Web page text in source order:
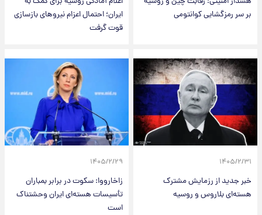
بر سر رمزگشایی کوانتومی
ایران؛ احتمال اعزام نیروهای بازسازی
قوت گرفت
۱۴۰۵/۲/۳۱
خبر جدید از رزمایش مشترک
هسته‌ای بلاروس و روسیه
۱۴۰۵/۲/۲۹
زاخارووا: سکوت در برابر بمباران
تأسیسات هسته‌ای ایران وحشتناک
است